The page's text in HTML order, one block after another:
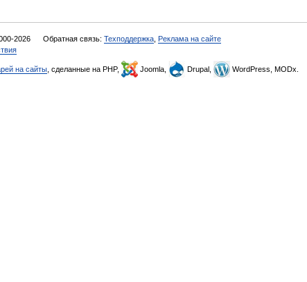
2026 Обратная связь: Техподдержка
Реклама на сайте
на сайты , сделанные на PHP, Joomla, Drupal, WordPress, MODx.